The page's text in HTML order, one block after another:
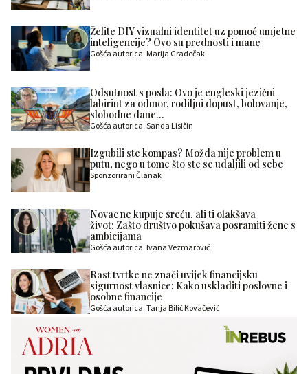
Želite DIY vizualni identitet uz pomoć umjetne
inteligencije? Ovo su prednosti i mane
Gošća autorica: Marija Gradečak
Odsutnost s posla: Ovo je engleski jezični
labirint za odmor, rodiljni dopust, bolovanje,
slobodne dane…
Gošća autorica: Sanda Lisičin
Izgubili ste kompas? Možda nije problem u
putu, nego u tome što ste se udaljili od sebe
Sponzorirani Članak
Novac ne kupuje sreću, ali ti olakšava
život: Zašto društvo pokušava posramiti žene s
ambicijama
Gošća autorica: Ivana Vezmarović
Rast tvrtke ne znači uvijek financijsku
sigurnost vlasnice: Kako uskladiti poslovne i
osobne financije
Gošća autorica: Tanja Bilić Kovačević